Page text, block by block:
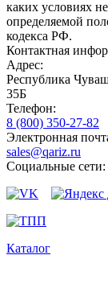
каких условиях
определяемой
кодекса РФ.
Контактная
Адрес:
Республика
35Б
Телефон:
8 (800) 350-27-82
Электронная
sales@qariz.ru
Социальные сети:
Каталог